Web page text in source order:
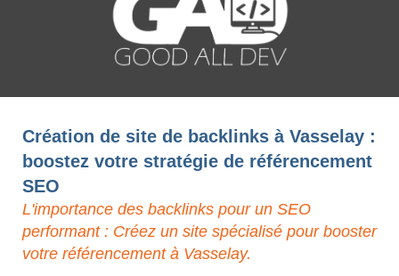
Création de site de backlinks à Vasselay :
boostez votre stratégie de référencement
SEO
L'importance des backlinks pour un SEO
performant : Créez un site spécialisé pour booster
votre référencement à Vasselay.